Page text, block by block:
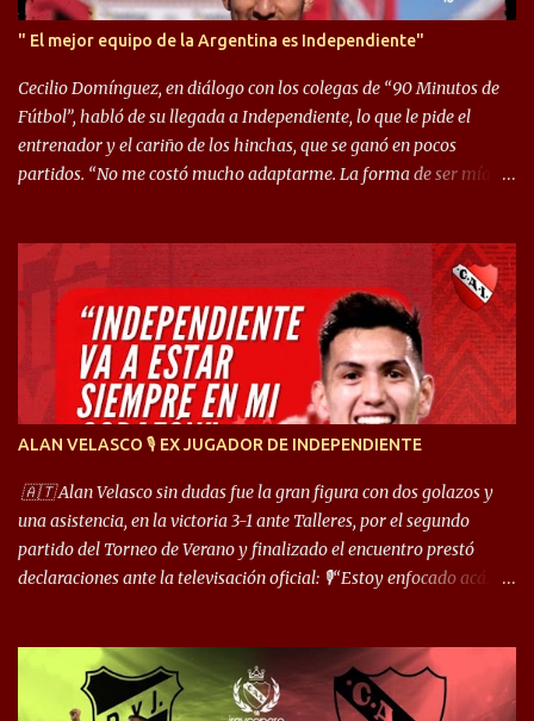
" El mejor equipo de la Argentina es Independiente"
Cecilio Domínguez, en diálogo con los colegas de “90 Minutos de
Fútbol”, habló de su llegada a Independiente, lo que le pide el
entrenador y el cariño de los hinchas, que se ganó en pocos
partidos. “No me costó mucho adaptarme. La forma de ser mía
llegué a un Independiente que juega muy dinámico y me gusta
mucho. Me favorece por la forma de jugar mía y eso también
ayudó a que me adapte”. “Me siento mejor por izquierda, pero me
gusta mucho jugar de 9, y juego sin problemas por derecha
también. Jugar de 9 y de extremo por izquierda es diferente. A mi
me gusta jugar por fuera, porque tengo mas posibilidades de
encarar, de enganchar. Pero yo soy un hombre que pica mucho y
arco y tengo más posibilidades”. Sobre lo que le pide el DT,
comentó: “Cuando juego de 9, obviamente me pide presionar, y
cuand...
ALAN VELASCO 🎙 EX JUGADOR DE INDEPENDIENTE
🇦🇹 Alan Velasco sin dudas fue la gran figura con dos golazos y
una asistencia, en la victoria 3-1 ante Talleres, por el segundo
partido del Torneo de Verano y finalizado el encuentro prestó
declaraciones ante la televisación oficial: 🎙️“Estoy enfocado acá.
ojalá sea lo mejor para el club y para mí. Independiente va a estar
siempre en mi corazón”. 🎙️“Siempre que me tocó vestir la camiseta